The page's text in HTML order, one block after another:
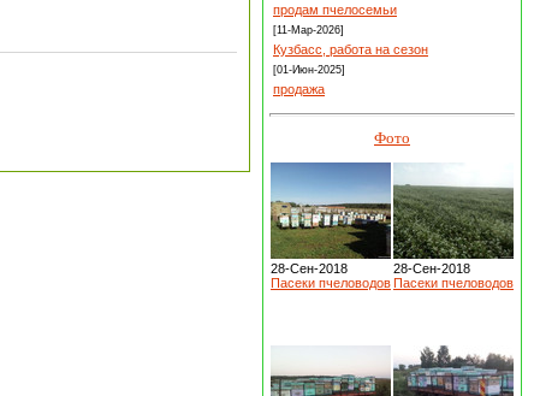
продам пчелосемьи
[11-Мар-2026]
Кузбасс, работа на сезон
[01-Июн-2025]
продажа
Фото
28-Сен-2018
Пасеки пчеловодов
28-Сен-2018
Пасеки пчеловодов